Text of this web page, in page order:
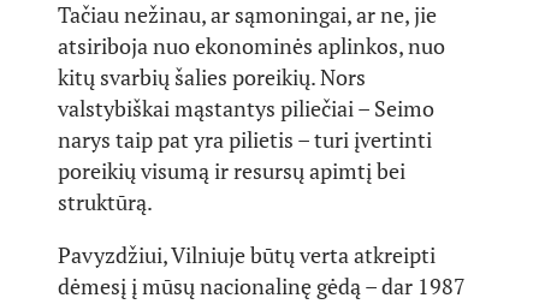
Tačiau nežinau, ar sąmoningai, ar ne, jie
atsiriboja nuo ekonominės aplinkos, nuo
kitų svarbių šalies poreikių. Nors
valstybiškai mąstantys piliečiai – Seimo
narys taip pat yra pilietis – turi įvertinti
poreikių visumą ir resursų apimtį bei
struktūrą.
Pavyzdžiui, Vilniuje būtų verta atkreipti
dėmesį į mūsų nacionalinę gėdą – dar 1987